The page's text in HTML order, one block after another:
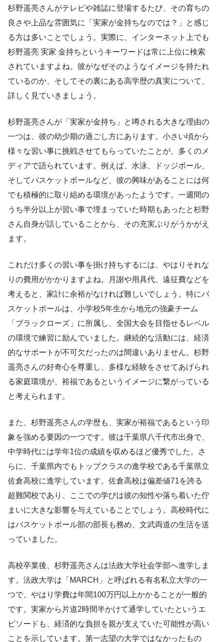
杉野遥亮さんがテレビや雑誌に登場するたび、その育ちの
良さや上品な雰囲気に「実家が金持ちなのでは？」と感じ
る方は多いことでしょう。実際に、インターネット上でも
杉野遥亮 実家 金持ちというキーワードは常に上位に検索
されていますよね。彼がなぜそのようなイメージを持たれ
ているのか、そしてその裏にある高学歴の真実について、
詳しく見ていきましょう。
杉野遥亮さんが「実家が金持ち」と噂される大きな理由の
一つは、彼の幼少期の過ごし方にあります。小さい頃から
様々な習い事に挑戦させてもらっていたことが、多くのメ
ディアで語られています。例えば、水泳、ドッジボール、
そしてバスケットボールなど、彼の興味があることには何
でも積極的に取り組める環境があったようです。一週間の
うち半分以上が習い事で埋まっていた時期もあったと杉野
さん自身が話していることから、その充実ぶりがうかがえ
ます。
これだけ多くの習い事を掛け持ちするには、やはりそれな
りの費用がかかりますよね。月謝や用具代、遠征費などを
考えると、家計に余裕がなければ難しいでしょう。特にバ
スケットボールは、小学校5年生から地元の強豪チーム
「ブラックローズ」に所属し、全国大会を目指せるレベル
の環境で練習に励んでいました。継続的な活動には、経済
的なサポートが不可欠だったのは間違いありません。杉野
遥亮さんの好奇心を尊重し、多様な経験をさせてあげられ
る家庭環境が、裕福であるというイメージに繋がっている
と考えられます。
また、杉野遥亮さんの学歴も、実家が裕福であるという印
象を強める要因の一つです。彼は千葉県八千代市出身で、
中学時代には学年1位の成績を収めるほど優秀でした。さ
らに、千葉県内でもトップクラスの進学校である千葉県立
佐倉高校に進学しています。佐倉高校は偏差値71を誇る
超難関校であり、ここでの学びは彼の知性や落ち着いた佇
まいに大きな影響を与えていることでしょう。高校時代に
はバスケットボール部の部長も務め、文武両道の生活を送
っていました。
高校卒業後、杉野遥亮さんは法政大学社会学部へ進学しま
す。法政大学は「MARCH」と呼ばれる有名私立大学の一
つで、やはり学費は年間100万円以上かかることが一般的
です。実家から片道2時間半かけて通学していたというエ
ピソードも、経済的な負担を親が支えていた可能性が高い
ことを示しています。第一志望の大学ではなかったもの